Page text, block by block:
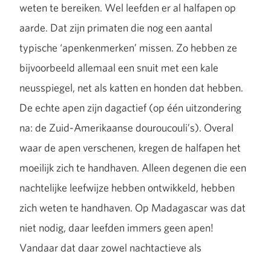
weten te bereiken. Wel leefden er al halfapen op
aarde. Dat zijn primaten die nog een aantal
typische ‘apenkenmerken’ missen. Zo hebben ze
bijvoorbeeld allemaal een snuit met een kale
neusspiegel, net als katten en honden dat hebben.
De echte apen zijn dagactief (op één uitzondering
na: de Zuid-Amerikaanse douroucouli’s). Overal
waar de apen verschenen, kregen de halfapen het
moeilijk zich te handhaven. Alleen degenen die een
nachtelijke leefwijze hebben ontwikkeld, hebben
zich weten te handhaven. Op Madagascar was dat
niet nodig, daar leefden immers geen apen!
Vandaar dat daar zowel nachtactieve als